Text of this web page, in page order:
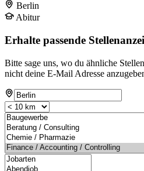
Berlin
Abitur
Erhalte passende
Bitte sage uns, wo du ähnliche
nicht deine E-Mail Adresse